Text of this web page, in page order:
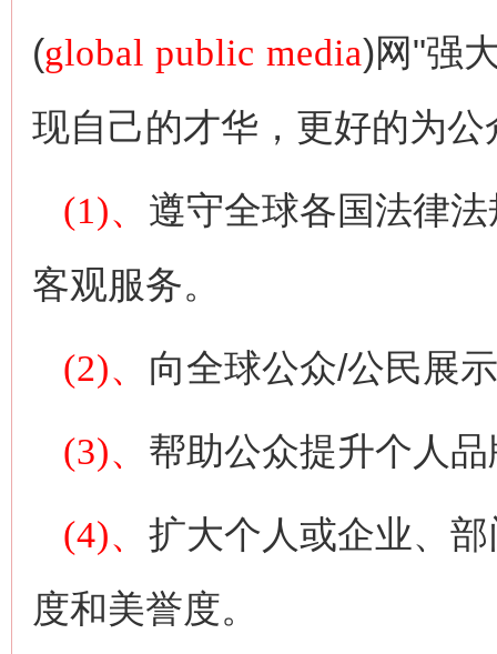
(global public media)网"强
现自己的才华，更好的为公
(1)、 遵守全球各国法律
客观服务。
(2)、 向全球公众/公民展
(3)、 帮助公众提升个人
(4)、 扩大个人或企业、
度和美誉度。